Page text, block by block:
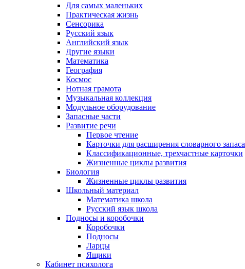
Для самых маленьких
Практическая жизнь
Сенсорика
Русский язык
Английский язык
Другие языки
Математика
География
Космос
Нотная грамота
Музыкальная коллекция
Модульное оборудование
Запасные части
Развитие речи
Первое чтение
Карточки для расширения словарного запаса
Классификационные, трехчастные карточки
Жизненные циклы развития
Биология
Жизненные циклы развития
Школьный материал
Математика школа
Русский язык школа
Подносы и коробочки
Коробочки
Подносы
Ларцы
Ящики
Кабинет психолога